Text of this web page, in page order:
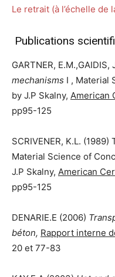
Le retrait (à l’échelle de
Publications
GARTNER, E.M.,GAIDIS,
mechanisms I , Material
by J.P Skalny, American
pp95-125
SCRIVENER, K.L.
Material Science of
J.P Skalny, American
pp95-125
DENARIE.E (2006)
béton, Rapport interne
20 et 77-83